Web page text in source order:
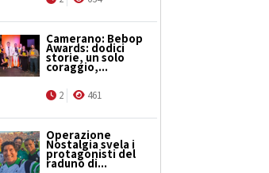
Camerano: Bebop
Awards: dodici
storie, un solo
coraggio,...
2 461
Operazione
Nostalgia svela i
protagonisti del
raduno di...